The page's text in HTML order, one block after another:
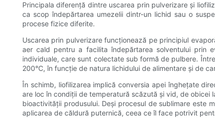
Principala diferență dintre uscarea prin pulverizare și
ca scop îndepărtarea umezelii dintr-un lichid sau o
procese fizice diferite.
Uscarea prin pulverizare funcționează pe principiul
aer cald pentru a facilita îndepărtarea solventului prin
individuale, care sunt colectate sub formă de pulbere.
200°C, în funcție de natura lichidului de alimentare și de
În schimb, liofilizarea implică conversia apei înghețate
are loc în condiții de temperatură scăzută și vid, de obicei
bioactivității produsului. Deși procesul de sublimare este
aplicarea de căldură puternică, ceea ce îl face potrivit